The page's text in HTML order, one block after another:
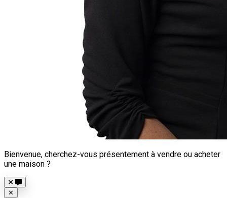
Bienvenue, cherchez-vous présentement à vendre ou acheter
une maison ?
Close
✕